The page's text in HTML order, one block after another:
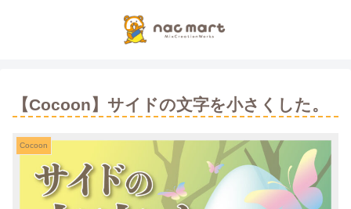
【Cocoon】サイドの文字を小さくした。
Cocoon